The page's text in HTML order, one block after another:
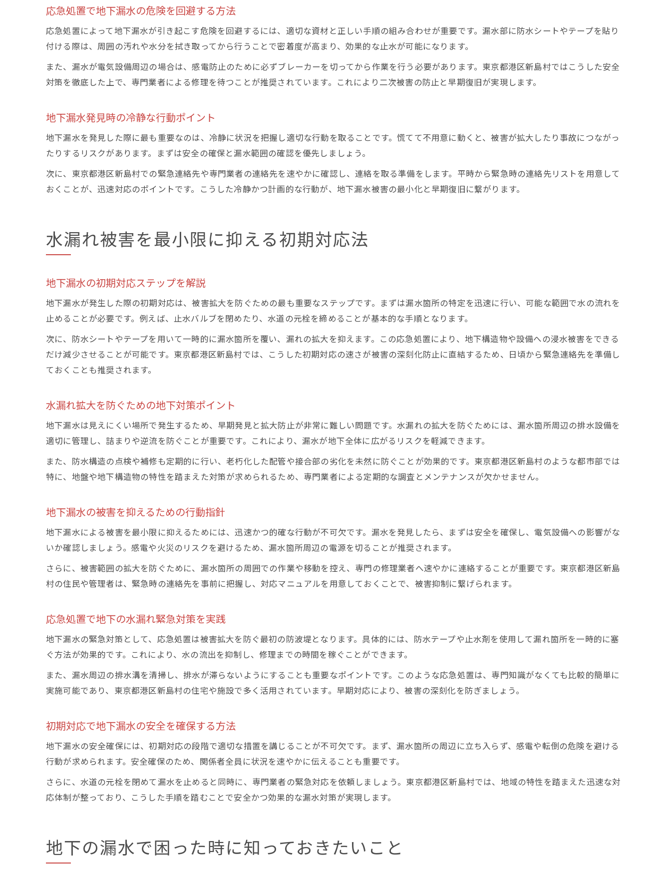
今すぐ始める地下漏水トラブル未然防止策
信頼できる応急処置の流れと判断ポイント
地下漏水対応で重要な判断ポイント
応急処置で地下漏水の危険を回避する方法
応急処置によって地下漏水が引き起こす危険を回避するには、適切な資材と正しい手順の組み合わせが重要です。漏水部に防水シートやテープを貼り
付ける際は、周囲の汚れや水分を拭き取ってから行うことで密着度が高まり、効果的な止水が可能になります。
また、漏水が電気設備周辺の場合は、感電防止のために必ずブレーカーを切ってから作業を行う必要があります。東京都港区新島村ではこうした安全
対策を徹底した上で、専門業者による修理を待つことが推奨されています。これにより二次被害の防止と早期復旧が実現します。
地下漏水発見時の冷静な行動ポイント
地下漏水を発見した際に最も重要なのは、冷静に状況を把握し適切な行動を取ることです。慌てて不用意に動くと、被害が拡大したり事故につながっ
たりするリスクがあります。まずは安全の確保と漏水範囲の確認を優先しましょう。
次に、東京都港区新島村での緊急連絡先や専門業者の連絡先を速やかに確認し、連絡を取る準備をします。平時から緊急時の連絡先リストを用意して
おくことが、迅速対応のポイントです。こうした冷静かつ計画的な行動が、地下漏水被害の最小化と早期復旧に繋がります。
水漏れ被害を最小限に抑える初期対応法
地下漏水の初期対応ステップを解説
地下漏水が発生した際の初期対応は、被害拡大を防ぐための最も重要なステップです。まずは漏水箇所の特定を迅速に行い、可能な範囲で水の流れを
止めることが必要です。例えば、止水バルブを閉めたり、水道の元栓を締めることが基本的な手順となります。
次に、防水シートやテープを用いて一時的に漏水箇所を覆い、漏れの拡大を抑えます。この応急処置により、地下構造物や設備への浸水被害をできる
だけ減少させることが可能です。東京都港区新島村では、こうした初期対応の速さが被害の深刻化防止に直結するため、日頃から緊急連絡先を準備し
ておくことも推奨されます。
水漏れ拡大を防ぐための地下対策ポイント
地下漏水は見えにくい場所で発生するため、早期発見と拡大防止が非常に難しい問題です。水漏れの拡大を防ぐためには、漏水箇所周辺の排水設備を
適切に管理し、詰まりや逆流を防ぐことが重要です。これにより、漏水が地下全体に広がるリスクを軽減できます。
また、防水構造の点検や補修も定期的に行い、老朽化した配管や接合部の劣化を未然に防ぐことが効果的です。東京都港区新島村のような都市部では
特に、地盤や地下構造物の特性を踏まえた対策が求められるため、専門業者による定期的な調査とメンテナンスが欠かせません。
地下漏水の被害を抑えるための行動指針
地下漏水による被害を最小限に抑えるためには、迅速かつ的確な行動が不可欠です。漏水を発見したら、まずは安全を確保し、電気設備への影響がな
いか確認しましょう。感電や火災のリスクを避けるため、漏水箇所周辺の電源を切ることが推奨されます。
さらに、被害範囲の拡大を防ぐために、漏水箇所の周囲での作業や移動を控え、専門の修理業者へ速やかに連絡することが重要です。東京都港区新島
村の住民や管理者は、緊急時の連絡先を事前に把握し、対応マニュアルを用意しておくことで、被害抑制に繋げられます。
応急処置で地下の水漏れ緊急対策を実践
地下漏水の緊急対策として、応急処置は被害拡大を防ぐ最初の防波堤となります。具体的には、防水テープや止水剤を使用して漏れ箇所を一時的に塞
ぐ方法が効果的です。これにより、水の流出を抑制し、修理までの時間を稼ぐことができます。
また、漏水周辺の排水溝を清掃し、排水が滞らないようにすることも重要なポイントです。このような応急処置は、専門知識がなくても比較的簡単に
実施可能であり、東京都港区新島村の住宅や施設で多く活用されています。早期対応により、被害の深刻化を防ぎましょう。
初期対応で地下漏水の安全を確保する方法
地下漏水の安全確保には、初期対応の段階で適切な措置を講じることが不可欠です。まず、漏水箇所の周辺に立ち入らず、感電や転倒の危険を避ける
行動が求められます。安全確保のため、関係者全員に状況を速やかに伝えることも重要です。
さらに、水道の元栓を閉めて漏水を止めると同時に、専門業者の緊急対応を依頼しましょう。東京都港区新島村では、地域の特性を踏まえた迅速な対
応体制が整っており、こうした手順を踏むことで安全かつ効果的な漏水対策が実現します。
地下の漏水で困った時に知っておきたいこと